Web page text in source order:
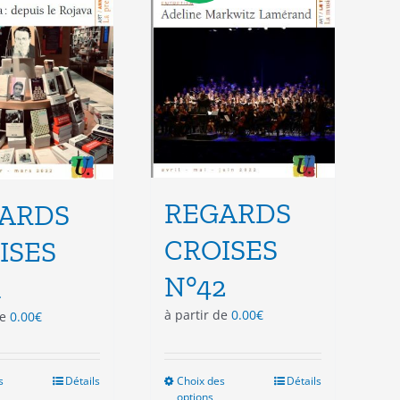
choisies
sur
la
page
du
produit
choisies
sur
page
du
produit
0.00€
Détails
REGARDS
CROISES
N°42
à partir de 0.00€
Choix des
Détails